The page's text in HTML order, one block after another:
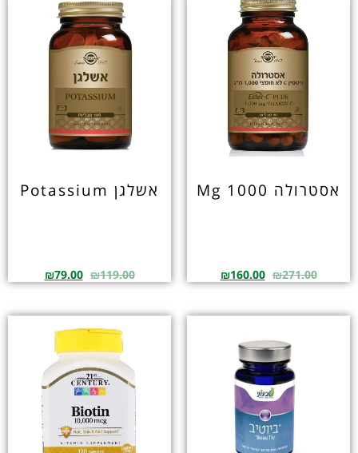
אסטרולה 1000 Mg
₪271.00
₪160.00
אשלגן Potassium
₪119.00
₪79.00